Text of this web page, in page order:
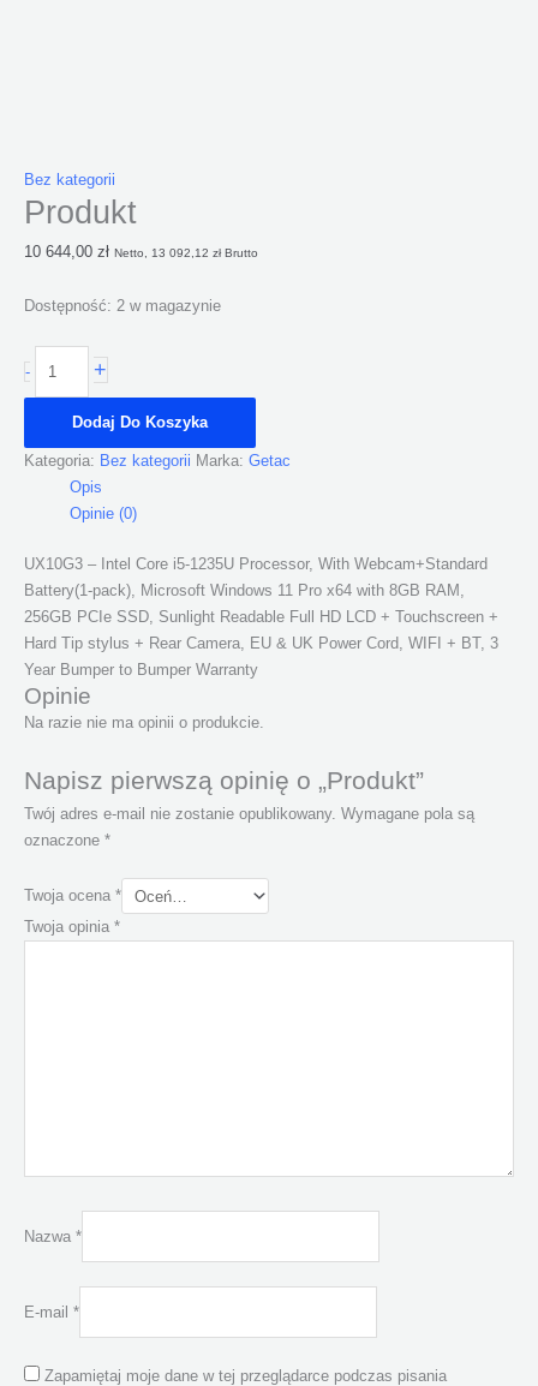
Bez kategorii
Produkt
10 644,00 zł Netto, 13 092,12 zł Brutto
Dostępność: 2 w magazynie
- +
Dodaj Do Koszyka
Kategoria: Bez kategorii Marka: Getac
Opis
Opinie (0)
UX10G3 – Intel Core i5-1235U Processor, With Webcam+Standard
Battery(1-pack), Microsoft Windows 11 Pro x64 with 8GB RAM,
256GB PCIe SSD, Sunlight Readable Full HD LCD + Touchscreen +
Hard Tip stylus + Rear Camera, EU & UK Power Cord, WIFI + BT, 3
Year Bumper to Bumper Warranty
Opinie
Na razie nie ma opinii o produkcie.
Napisz pierwszą opinię o „Produkt”
Twój adres e-mail nie zostanie opublikowany. Wymagane pola są
oznaczone *
Twoja ocena *
Twoja opinia *
Nazwa *
E-mail *
Zapamiętaj moje dane w tej przeglądarce podczas pisania